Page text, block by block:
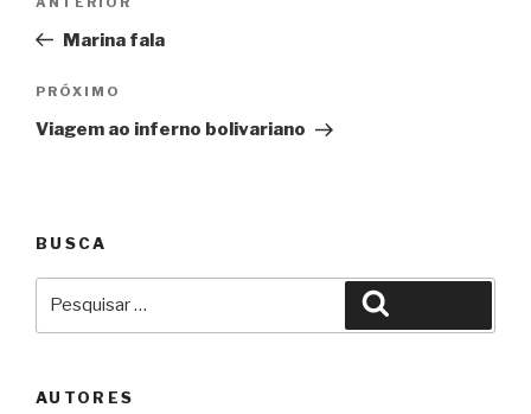
Post
Anterior
Marina fala
Próximo
PRÓXIMO
Viagem ao inferno bolivariano
BUSCA
AUTORES